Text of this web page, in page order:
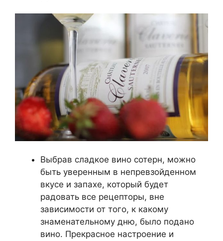
Выбрав сладкое вино сотерн, можно
быть уверенным в непревзойденном
вкусе и запахе, который будет
радовать все рецепторы, вне
зависимости от того, к какому
знаменательному дню, было подано
вино. Прекрасное настроение и